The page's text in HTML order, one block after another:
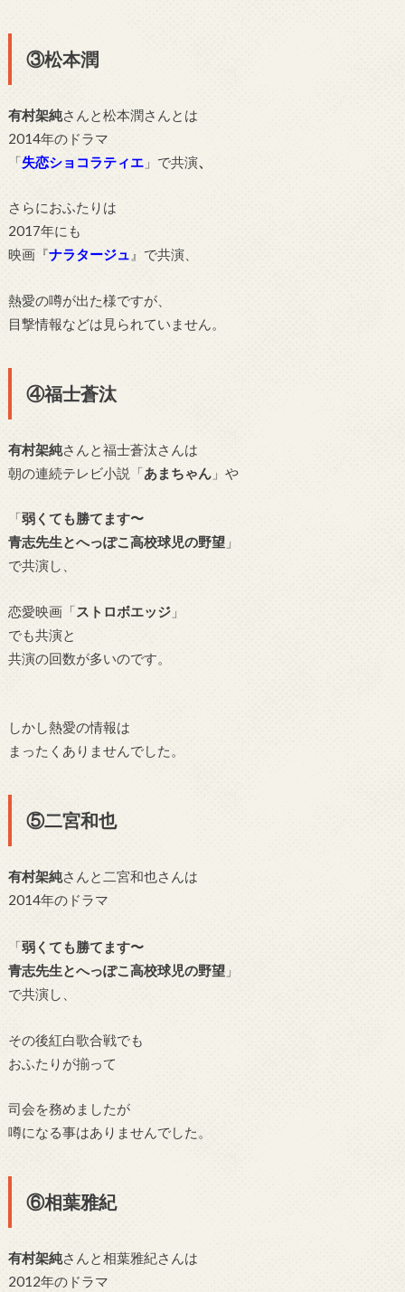
③松本潤
有村架純さんと松本潤さんとは
2014年のドラマ
「失恋ショコラティエ」で共演、
さらにおふたりは
2017年にも
映画『ナラタージュ 』で共演、
熱愛の噂が出た様ですが、
目撃情報などは見られていません。
④福士蒼汰
有村架純さんと福士蒼汰さんは
朝の連続テレビ小説「あまちゃん」や
「弱くても勝てます〜
青志先生とへっぽこ高校球児の野望」
で共演し、
恋愛映画「ストロボエッジ」
でも共演と
共演の回数が多いのです。
しかし熱愛の情報は
まったくありませんでした。
⑤二宮和也
有村架純さんと二宮和也さんは
2014年のドラマ
「弱くても勝てます〜
青志先生とへっぽこ高校球児の野望」
で共演し、
その後紅白歌合戦でも
おふたりが揃って
司会を務めましたが
噂になる事はありませんでした。
⑥相葉雅紀
有村架純さんと相葉雅紀さんは
2012年のドラマ